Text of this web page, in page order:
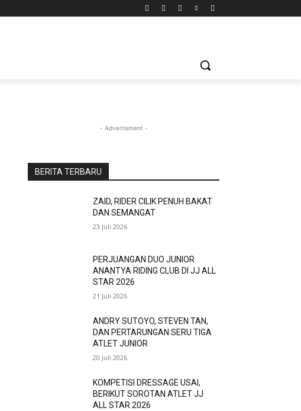
- Advertisment -
BERITA TERBARU
ZAID, RIDER CILIK PENUH BAKAT
DAN SEMANGAT
23 Juli 2026
PERJUANGAN DUO JUNIOR
ANANTYA RIDING CLUB DI JJ ALL
STAR 2026
21 Juli 2026
ANDRY SUTOYO, STEVEN TAN,
DAN PERTARUNGAN SERU TIGA
ATLET JUNIOR
20 Juli 2026
KOMPETISI DRESSAGE USAI,
BERIKUT SOROTAN ATLET JJ
ALL STAR 2026